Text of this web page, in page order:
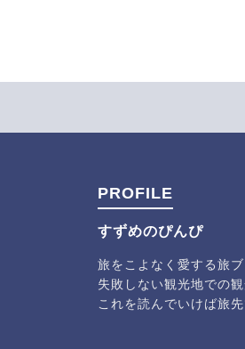
PROFILE
すずめのぴんぴ
旅をこよなく愛する旅ブ
失敗しない観光地での
これを読んでいけば旅